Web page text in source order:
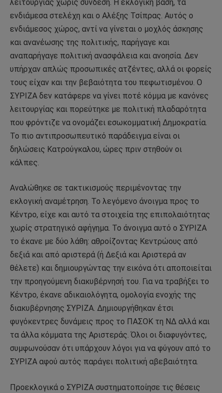
λειτουργίας χωρίς σύνδεση. Η εκλογική βάση, τα
ενδιάμεσα στελέχη και ο Αλέξης Τσίπρας. Αυτός ο
ενδιάμεσος χώρος, αντί να γίνεται ο μοχλός άσκησης
και ανανέωσης της πολιτικής, παρήγαγε και
αναπαρήγαγε πολιτική ανασφάλεια και ανοησία. Δεν
υπήρχαν απλώς προσωπικές ατζέντες, αλλά οι φορείς
τους είχαν και την βεβαιότητα του πεφωτισμένου. Ο
ΣΥΡΙΖΑ δεν κατάφερε να γίνει ποτέ κόμμα με κανόνες
λειτουργίας και πορεύτηκε με πολιτική πλαδαρότητα
που φρόντιζε να ονομάζει εσωκομματική Δημοκρατία.
Το πιο αντιπροσωπευτικό παράδειγμα είναι οι
δηλώσεις Κατρούγκαλου, ώρες πριν στηθούν οι
κάλπες.
Αναλώθηκε σε τακτικισμούς περιμένοντας την
εκλογική αναμέτρηση. Το λεγόμενο άνοιγμα προς το
Κέντρο, είχε και αυτό τα στοιχεία της επιπολαιότητας
χωρίς στρατηγικό αφήγημα. Το άνοιγμα αυτό ο ΣΥΡΙΖΑ
το έκανε με δύο λάθη: αθροίζοντας Κεντρώους από
δεξιά και από αριστερά (ή Δεξιά και Αριστερά αν
θέλετε) και δημιουργώντας την εικόνα ότι αποποιείται
την προηγούμενη διακυβέρνησή του. Για να τραβήξει το
Κέντρο, έκανε αδικαιολόγητα, ομολογία ενοχής της
διακυβέρνησης ΣΥΡΙΖΑ. Δημιουργήθηκαν έτσι
φυγόκεντρες δυνάμεις προς το ΠΑΣΟΚ τη ΝΔ αλλά και
τα άλλα κόμματα της Αριστεράς. Όλοι οι διαφυγόντες,
συμφωνούσαν ότι υπάρχουν λόγοι για να φύγουν από το
ΣΥΡΙΖΑ αφού αυτός παράγει πολιτική αβεβαιότητα.
Προεκλογικά ο ΣΥΡΙΖΑ συστηματοποίησε τις θέσεις